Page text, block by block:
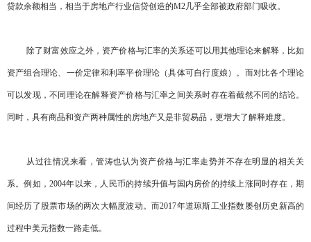
贷款余额相当，相当于房地产行业信贷创造的M2几乎全部被政府部门吸收。
除了财富效应之外，资产价格与汇率的关系还可以用其他理论来解释，比如
资产组合理论、一价定律和利率平价理论（具体可自行度娘）。而对比各个理论
可以发现，不同理论在解释资产价格与汇率之间关系时存在着截然不同的结论。
同时，具有商品和资产两种属性的房地产又是非贸易品，更增大了解释难度。
从过往情况来看，管涛也认为资产价格与汇率走势并不存在明显的相关关
系。例如，2004年以来，人民币的持续升值与国内房价的持续上涨同时存在，期
间经历了股票市场的两次大幅度波动。而2017年道琼斯工业指数屡创历史新高的
过程中美元指数一路走低。